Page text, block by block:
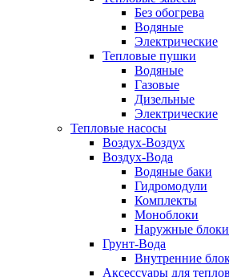
Без обогрева
Водяные
Электрические
Тепловые пушки
Водяные
Газовые
Дизельные
Электрические
Тепловые насосы
Воздух-Воздух
Воздух-Вода
Водяные баки
Гидромодули
Комплекты
Моноблоки
Наружные блоки
Грунт-Вода
Внутренние
Аксессуары для